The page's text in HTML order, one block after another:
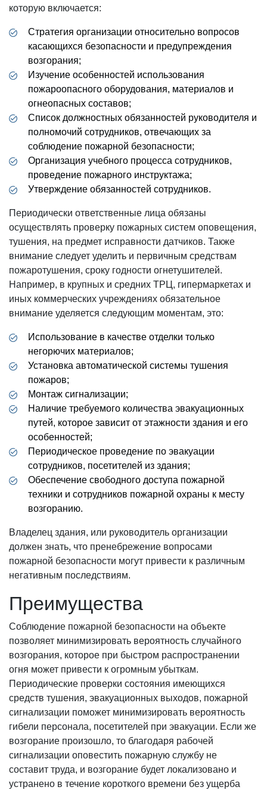
которую включается:
Стратегия организации относительно вопросов
касающихся безопасности и предупреждения
возгорания;
Изучение особенностей использования
пожароопасного оборудования, материалов и
огнеопасных составов;
Список должностных обязанностей руководителя и
полномочий сотрудников, отвечающих за
соблюдение пожарной безопасности;
Организация учебного процесса сотрудников,
проведение пожарного инструктажа;
Утверждение обязанностей сотрудников.
Периодически ответственные лица обязаны
осуществлять проверку пожарных систем оповещения,
тушения, на предмет исправности датчиков. Также
внимание следует уделить и первичным средствам
пожаротушения, сроку годности огнетушителей.
Например, в крупных и средних ТРЦ, гипермаркетах и
иных коммерческих учреждениях обязательное
внимание уделяется следующим моментам, это:
Использование в качестве отделки только
негорючих материалов;
Установка автоматической системы тушения
пожаров;
Монтаж сигнализации;
Наличие требуемого количества эвакуационных
путей, которое зависит от этажности здания и его
особенностей;
Периодическое проведение по эвакуации
сотрудников, посетителей из здания;
Обеспечение свободного доступа пожарной
техники и сотрудников пожарной охраны к месту
возгоранию.
Владелец здания, или руководитель организации
должен знать, что пренебрежение вопросами
пожарной безопасности могут привести к различным
негативным последствиям.
Преимущества
Соблюдение пожарной безопасности на объекте
позволяет минимизировать вероятность случайного
возгорания, которое при быстром распространении
огня может привести к огромным убыткам.
Периодические проверки состояния имеющихся
средств тушения, эвакуационных выходов, пожарной
сигнализации поможет минимизировать вероятность
гибели персонала, посетителей при эвакуации. Если же
возгорание произошло, то благодаря рабочей
сигнализации оповестить пожарную службу не
составит труда, и возгорание будет локализовано и
устранено в течение короткого времени без ущерба